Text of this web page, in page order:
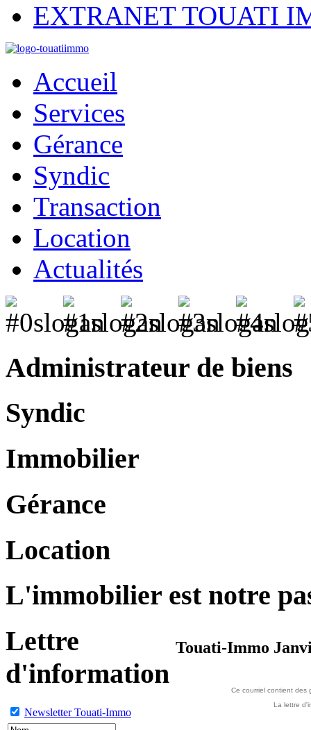
EXTRANET TOUATI
Accueil
Services
Gérance
Syndic
Transaction
Location
Actualités
Administrateur de biens
Syndic
Immobilier
Gérance
Location
L'immobilier est notre
Touati-Immo
Ce courriel contient
La lettre
Lettre
d'information
Newsletter Touati-Immo